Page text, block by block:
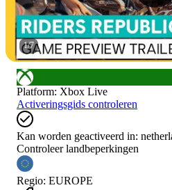
1/7
Platform: Xbox Live
Activeringsgids controleren
Kan worden geactiveerd in:
Controleer landbeperkingen
Regio: EUROPE